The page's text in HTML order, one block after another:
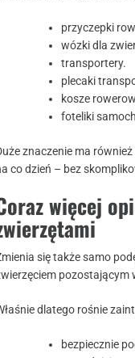
przyczepki
wózki dla
transportery.
plecaki
kosze
foteliki
znaczenie ma
co dzień – bez
więcej
się także samo
pozostającym
dlatego rośnie
bezpiecznie